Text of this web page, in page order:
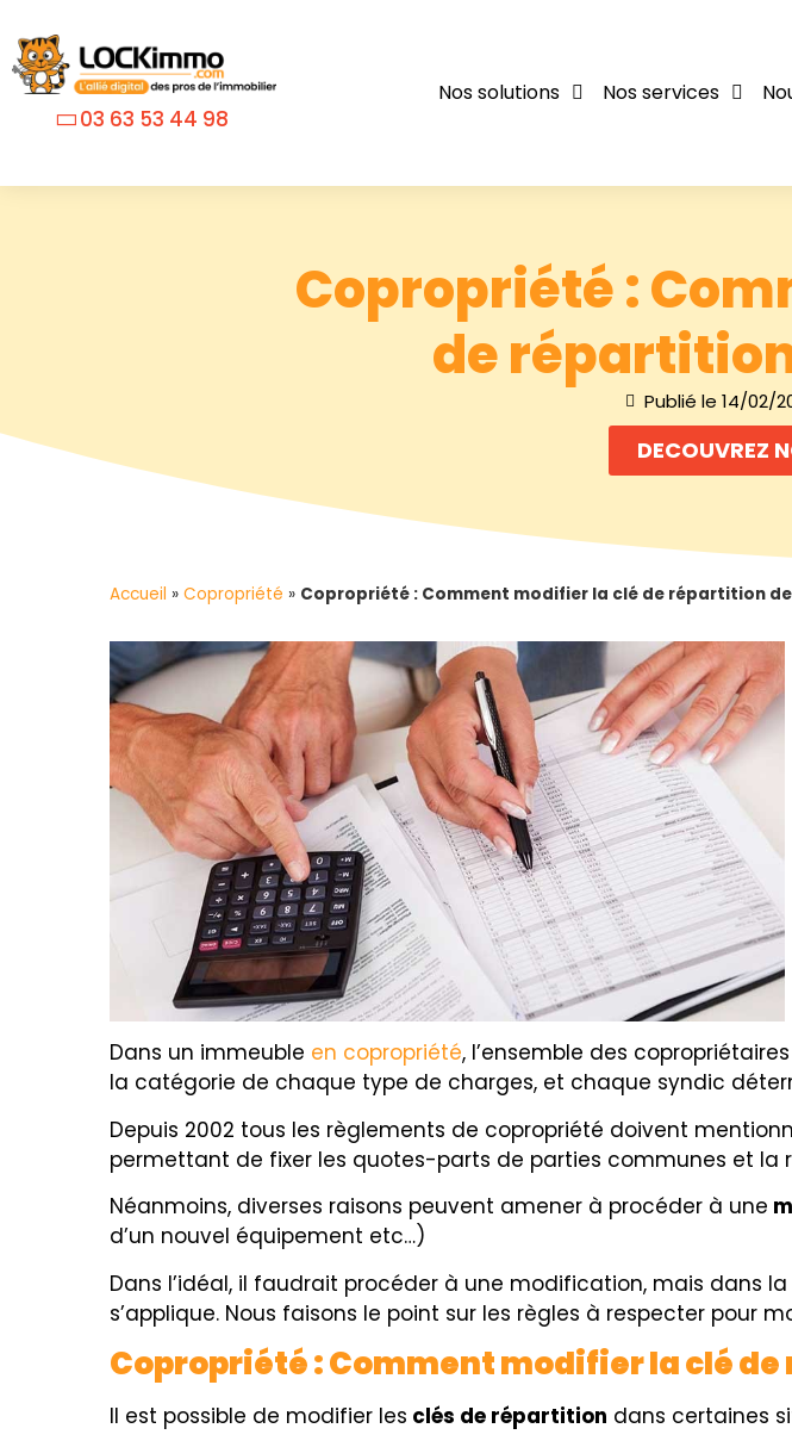
03 63 53 44 98
Nos solutions Nos services
Copropriété :
de
Publié le 14/02/
DECOUVREZ
Accueil » Copropriété » Copropriété : Comment modifier la clé de répartition
Dans un immeuble en copropriété, l’ensemble des
la catégorie de chaque type de charges, et chaque syndic
Depuis 2002 tous les règlements de copropriété doivent
permettant de fixer les quotes-parts de parties communes et la
Néanmoins, diverses raisons peuvent amener à procéder à une
d’un nouvel équipement etc…)
Dans l’idéal, il faudrait procéder à une modification, mais dans
s’applique. Nous faisons le point sur les règles à respecter pour
Copropriété : Comment modifier la clé
Il est possible de modifier les clés de répartition dans certaines